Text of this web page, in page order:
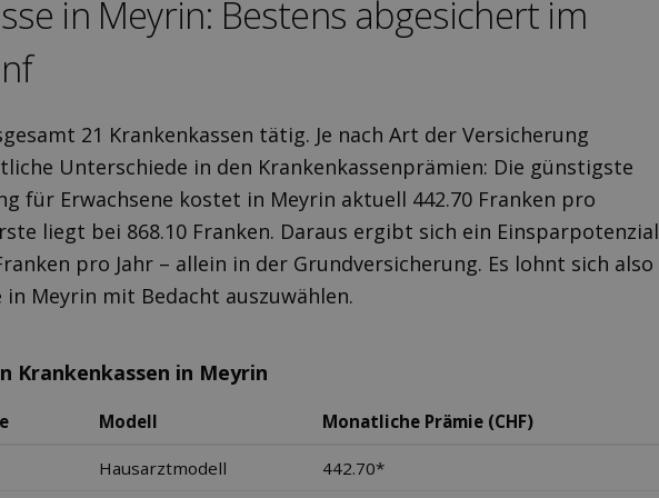
in Meyrin: Bestens ab­gesichert im
21 Krankenkassen tätig. Je nach Art der Versicherung
Unterschiede in den Krankenkassenprämien: Die günstigste
für Erwachsene kostet in Meyrin aktuell 442.70 Franken pro
liegt bei 868.10 Franken. Daraus ergibt sich ein Einsparpotenzial
pro Jahr – allein in der Grundversicherung. Es lohnt sich also
in Meyrin mit Bedacht auszuwählen.
Krankenkassen in Meyrin
Modell Monatliche Prämie (CHF)
Hausarztmodell 442.70*